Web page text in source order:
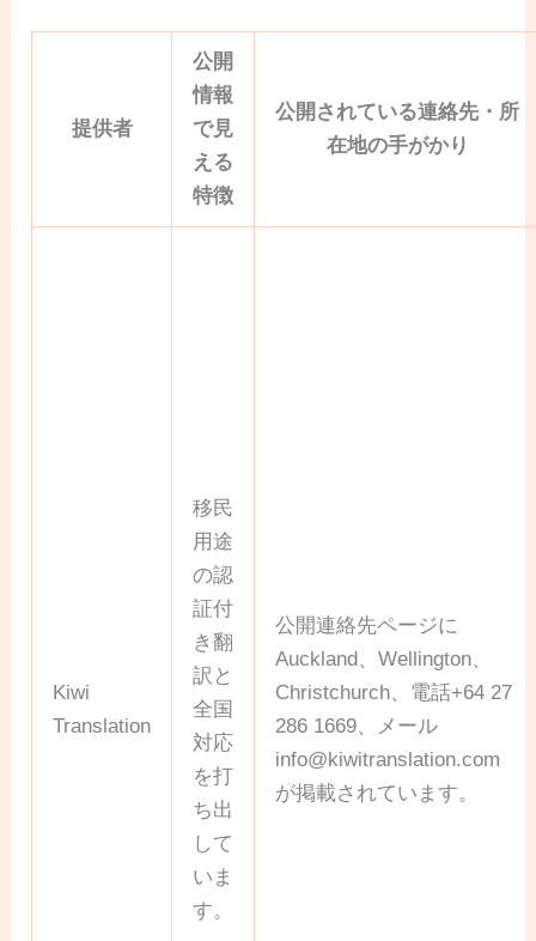
提供者
公開
情報
で見
える
特徴
公開されている連絡先・所
在地の手がかり
Kiwi
Translation
移民
用途
の認
証付
き翻
訳と
全国
対応
を打
ち出
して
いま
す。
公開連絡先ページに
Auckland、Wellington、
Christchurch、電話+64 27
286 1669、メール
info@kiwitranslation.com
が掲載されています。